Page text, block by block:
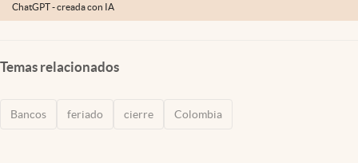
ChatGPT - creada con IA
Temas relacionados
Bancos feriado cierre Colombia